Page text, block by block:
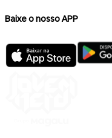
Baixe o nosso APP